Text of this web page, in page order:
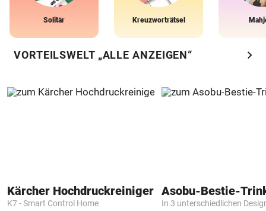
Solitär Kreuzworträtsel
VORTEILSWELT „ALLE ANZEIGEN“ chevron_right
Kärcher Hochdruckreiniger
K7 - Smart Control Home
Asobu-Bestie-
In 3 unterschiedlichen